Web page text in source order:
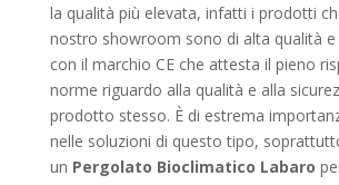
la qualità più elevata, infatti i prodotti
nostro showroom sono di alta qualità
con il marchio CE che attesta il pieno
norme riguardo alla qualità e alla
prodotto stesso. È di estrema
nelle soluzioni di questo tipo,
un Pergolato Bioclimatico Labaro